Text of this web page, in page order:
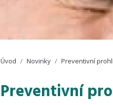
Úvod Novinky Preventivní
Preventivní